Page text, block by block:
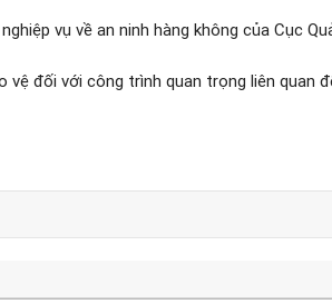
vụ về an ninh hàng không của Cục
vệ đối với công trình quan trọng liên quan